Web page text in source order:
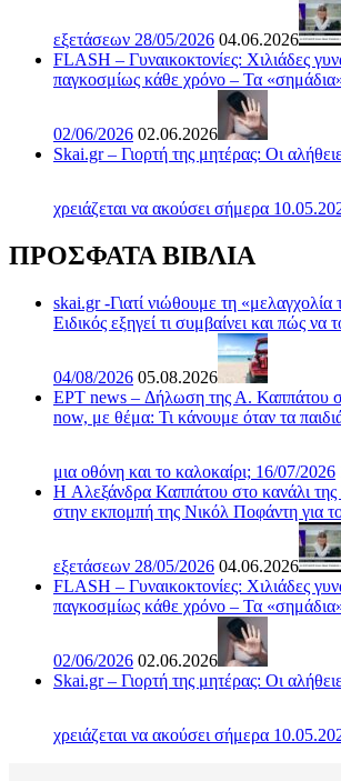
εξετάσεων 28/05/2026 04.06.2026
FLASH – Γυναικοκτονίες: Χιλιάδες
παγκοσμίως κάθε χρόνο – Τα
02/06/2026 02.06.2026
Skai.gr – Γιορτή της μητέρας: Οι
χρειάζεται να ακούσει σήμερα
ΠΡΟΣΦΑΤΑ ΒΙΒΛΙΑ
skai.gr -Γιατί νιώθουμε τη
Ειδικός εξηγεί τι συμβαίνει και πώς να
04/08/2026 05.08.2026
ΕΡΤ news – Δήλωση της Α. Καππάτου
now, με θέμα: Τι κάνουμε όταν τα
μια οθόνη και το καλοκαίρι; 16/07/2026
H Αλεξάνδρα Καππάτου στο κανάλι
στην εκπομπή της Νικόλ Ποφάντη για
εξετάσεων 28/05/2026 04.06.2026
FLASH – Γυναικοκτονίες: Χιλιάδες
παγκοσμίως κάθε χρόνο – Τα
02/06/2026 02.06.2026
Skai.gr – Γιορτή της μητέρας: Οι
χρειάζεται να ακούσει σήμερα